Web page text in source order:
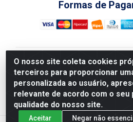
O nosso site coleta cookies
terceiros para proporcionar
personalizada ao usuário,
relevante de acordo com o
qualidade do nosso site.
Aceitar Negar não
Formas de
Nova Boni Distribuidora de Material
- Rua Alice Tibiriçá, 330 - Vila
Janeiro/RJ - CEP: 21.210-110 -
27